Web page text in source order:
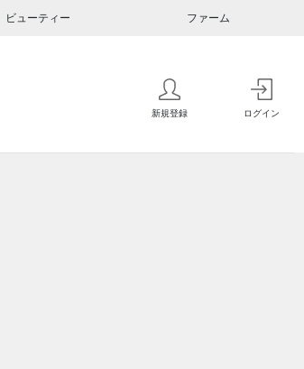
ビューティー ファーム
新規登録 ログイン